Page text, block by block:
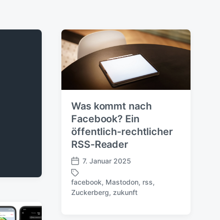
Was kommt nach
Facebook? Ein
öffentlich-rechtlicher
RSS-Reader
V
e
r
ö
7. Januar 2025
S
c
facebook, Mastodon, rss,
Zuckerberg, zukunft